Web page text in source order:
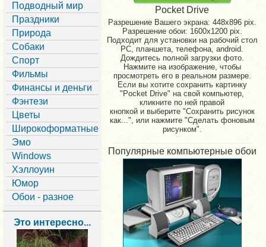
Подводный мир
Праздники
Природа
Собаки
Спорт
Фильмы
Финансы и деньги
Фэнтези
Цветы
Широкоформатные
Эмо
Windows
Хэллоуин
Юмор
Обои - разное
Это интересно...
Pocket Drive
Разрешение Вашего экрана: 448x896 pix.
Разрешение обои: 1600x1200 pix.
Подходит для установки на рабочий стол
PC, планшета, телефона, android.
Дождитесь полной загрузки фото.
Нажмите на изображение, чтобы
просмотреть его в реальном размере.
Если вы хотите сохранить картинку
"Pocket Drive" на свой компьютер,
кликните по ней правой
кнопкой и выберите "Сохранить рисунок
как...", или нажмите "Сделать фоновым
рисунком".
Популярные компьютерные обои